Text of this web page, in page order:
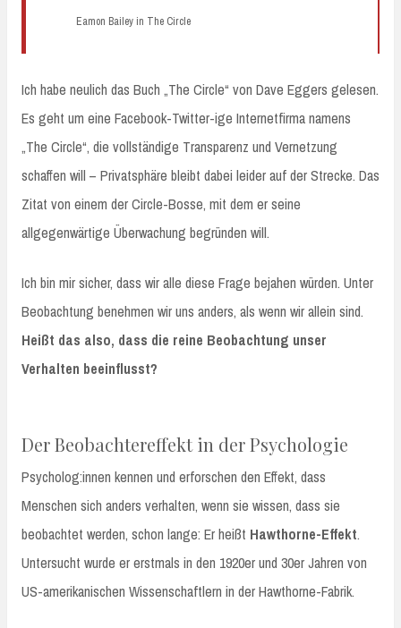
Eamon Bailey in The Circle
Ich habe neulich das Buch „The Circle“ von Dave Eggers gelesen.
Es geht um eine Facebook-Twitter-ige Internetfirma namens
„The Circle“, die vollständige Transparenz und Vernetzung
schaffen will – Privatsphäre bleibt dabei leider auf der Strecke. Das
Zitat von einem der Circle-Bosse, mit dem er seine
allgegenwärtige Überwachung begründen will.
Ich bin mir sicher, dass wir alle diese Frage bejahen würden. Unter
Beobachtung benehmen wir uns anders, als wenn wir allein sind.
Heißt das also, dass die reine Beobachtung unser
Verhalten beeinflusst?
Der Beobachtereffekt in der Psychologie
Psycholog:innen kennen und erforschen den Effekt, dass
Menschen sich anders verhalten, wenn sie wissen, dass sie
beobachtet werden, schon lange: Er heißt Hawthorne-Effekt.
Untersucht wurde er erstmals in den 1920er und 30er Jahren von
US-amerikanischen Wissenschaftlern in der Hawthorne-Fabrik.